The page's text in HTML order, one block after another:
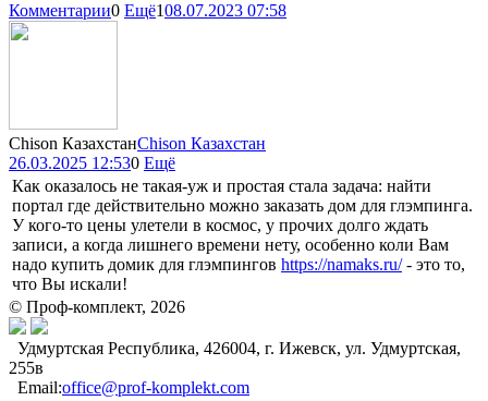
Комментарии0 Ещё108.07.2023 07:58
Chison КазахстанChison Казахстан
26.03.2025 12:530 Ещё
Как оказалось не такая-уж и простая стала задача: найти
портал где действительно можно заказать дом для глэмпинга.
У кого-то цены улетели в космос, у прочих долго ждать
записи, а когда лишнего времени нету, особенно коли Вам
надо купить домик для глэмпингов https://namaks.ru/- это то,
что Вы искали!
© Проф-комплект, 2026
Удмуртская Республика, 426004, г. Ижевск, ул. Удмуртская,
255в
Email:office@prof-komplekt.com